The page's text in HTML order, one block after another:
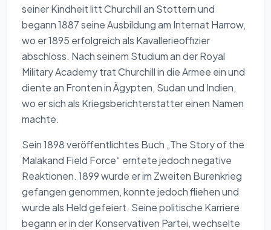
seiner Kindheit litt Churchill an Stottern und
begann 1887 seine Ausbildung am Internat Harrow,
wo er 1895 erfolgreich als Kavallerieoffizier
abschloss. Nach seinem Studium an der Royal
Military Academy trat Churchill in die Armee ein und
diente an Fronten in Ägypten, Sudan und Indien,
wo er sich als Kriegsberichterstatter einen Namen
machte.
Sein 1898 veröffentlichtes Buch „The Story of the
Malakand Field Force“ erntete jedoch negative
Reaktionen. 1899 wurde er im Zweiten Burenkrieg
gefangen genommen, konnte jedoch fliehen und
wurde als Held gefeiert. Seine politische Karriere
begann er in der Konservativen Partei, wechselte